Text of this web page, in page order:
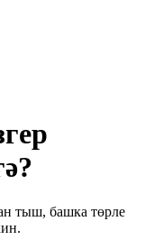
тыш, башка төрле